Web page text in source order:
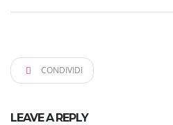
CONDIVIDI
LEAVE A REPLY